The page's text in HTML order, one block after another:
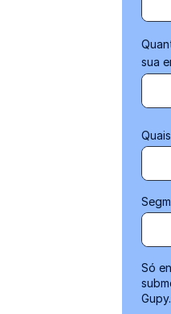
sua
Só
Gupy.